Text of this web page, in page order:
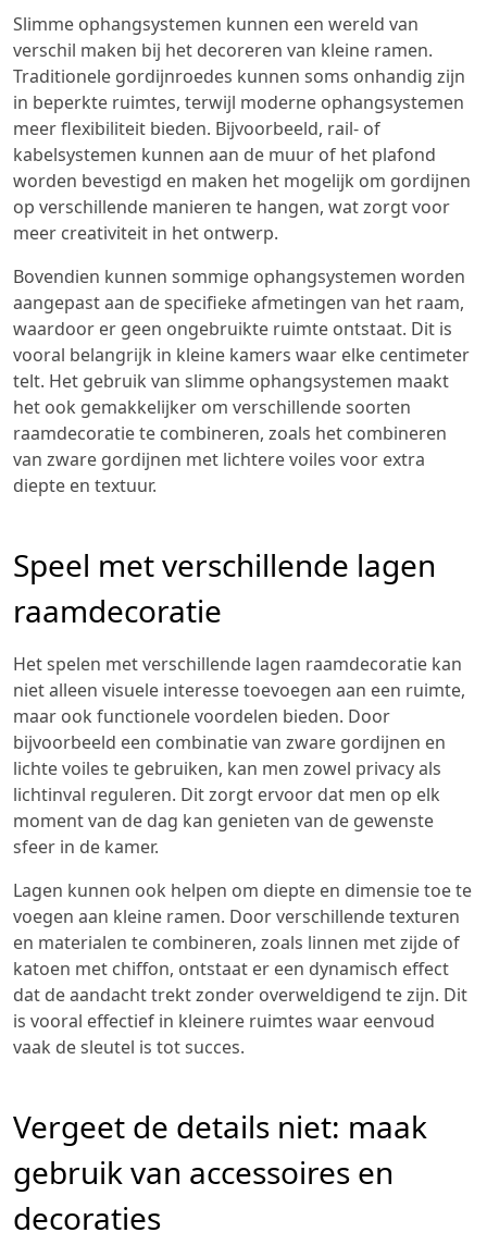
Slimme ophangsystemen kunnen een wereld van
verschil maken bij het decoreren van kleine ramen.
Traditionele gordijnroedes kunnen soms onhandig zijn
in beperkte ruimtes, terwijl moderne ophangsystemen
meer flexibiliteit bieden. Bijvoorbeeld, rail- of
kabelsystemen kunnen aan de muur of het plafond
worden bevestigd en maken het mogelijk om gordijnen
op verschillende manieren te hangen, wat zorgt voor
meer creativiteit in het ontwerp.
Bovendien kunnen sommige ophangsystemen worden
aangepast aan de specifieke afmetingen van het raam,
waardoor er geen ongebruikte ruimte ontstaat. Dit is
vooral belangrijk in kleine kamers waar elke centimeter
telt. Het gebruik van slimme ophangsystemen maakt
het ook gemakkelijker om verschillende soorten
raamdecoratie te combineren, zoals het combineren
van zware gordijnen met lichtere voiles voor extra
diepte en textuur.
Speel met verschillende lagen
raamdecoratie
Het spelen met verschillende lagen raamdecoratie kan
niet alleen visuele interesse toevoegen aan een ruimte,
maar ook functionele voordelen bieden. Door
bijvoorbeeld een combinatie van zware gordijnen en
lichte voiles te gebruiken, kan men zowel privacy als
lichtinval reguleren. Dit zorgt ervoor dat men op elk
moment van de dag kan genieten van de gewenste
sfeer in de kamer.
Lagen kunnen ook helpen om diepte en dimensie toe te
voegen aan kleine ramen. Door verschillende texturen
en materialen te combineren, zoals linnen met zijde of
katoen met chiffon, ontstaat er een dynamisch effect
dat de aandacht trekt zonder overweldigend te zijn. Dit
is vooral effectief in kleinere ruimtes waar eenvoud
vaak de sleutel is tot succes.
Vergeet de details niet: maak
gebruik van accessoires en
decoraties